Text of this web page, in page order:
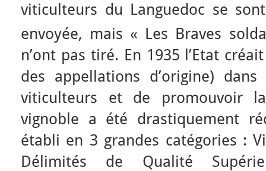
viticulteurs du Languedoc se
envoyée, mais « Les Braves
n’ont pas tiré. En 1935 l’Etat
des appellations d’origine)
viticulteurs et de promouvoir
vignoble a été drastiquement
établi en 3 grandes catégories :
Délimités de Qualité